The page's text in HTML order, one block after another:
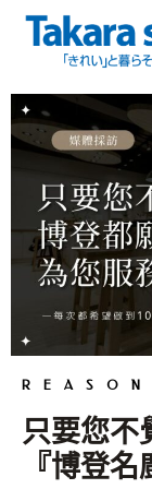
要
內
容
REASON
只要您不
『博登